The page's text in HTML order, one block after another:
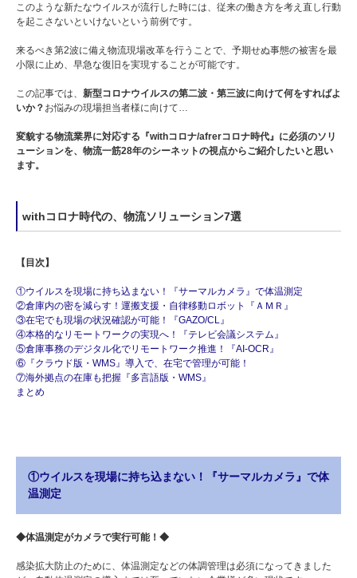
このような新たなウイルスが流行した時には、従来の働き方を考え直し行動
を起こさないといけないという前例です。
来るべき第2波に備え物流現場改革を行うことで、予期せぬ事態の被害を最
小限に止め、早急な復旧を実現することが可能です。
この記事では、 新型コロナウイルスの第二波・第三波に向けて何をすればよ
いか？ お悩みの現場担当者様に向けて…
変貌する物流業界に対応する『withコロナ/afrerコロナ時代』に必須のソリ
ューションを、物流一筋28年のシーネットの視点からご紹介したいと思い
ます。
withコロナ時代の、物流ソリューション7選
【目次】
①ウイルスを現場に持ち込まない！『サーマルカメラ』で体温測定
②倉庫内の密を減らす！運搬支援・自律移動ロボット『ＡＭＲ』
③在宅でも現場の状況確認が可能！『GAZO/CL』
④本格的なリモートワークの実現へ！『テレビ会議システム』
⑤倉庫事務のデジタル化でリモートワーク推進！『AI-OCR』
⑥『クラウド版・WMS』導入で、在宅で管理が可能！
⑦海外拠点の在庫も把握『多言語版・WMS』
まとめ
①ウイルスを現場に持ち込まない！『サーマルカメラ』で体
温測定
◆体温測定がカメラで実行可能！◆
感染拡大防止のために、体温測定などの体調管理は必須になってきました